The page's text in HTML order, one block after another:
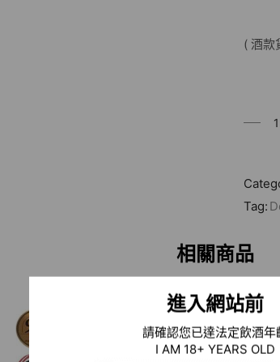
進入網站前
請確認您已達法定飲酒年
I AM 18+ YEARS OLD
( 酒款
Tag:
相關商品